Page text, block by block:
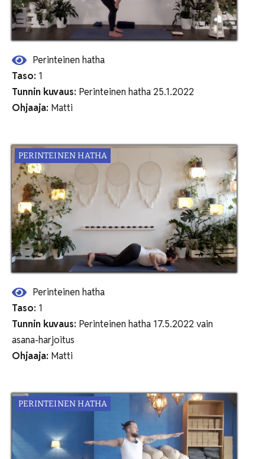
Perinteinen hatha
Taso: 1
Tunnin kuvaus: Perinteinen hatha 25.1.2022
Ohjaaja: Matti
PERINTEINEN HATHA
Perinteinen hatha
Taso: 1
Tunnin kuvaus: Perinteinen hatha 17.5.2022 vain
asana-harjoitus
Ohjaaja: Matti
PERINTEINEN HATHA